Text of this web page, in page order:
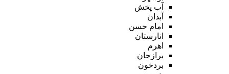
آب پخش
آبدان
امام حسن
انارستان
اهرم
برازجان
بردخون